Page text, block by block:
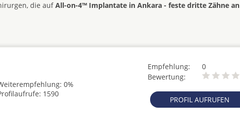
die aufAll-on-4™ Implantate in Ankara - feste dritte Zähne an
Empfehlung:
0
Bewertung:
PROFIL AUFRUFEN
0%
1590